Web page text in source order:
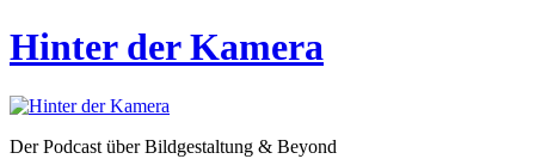
Hinter der Kamera
Der Podcast über Bildgestaltung & Beyond